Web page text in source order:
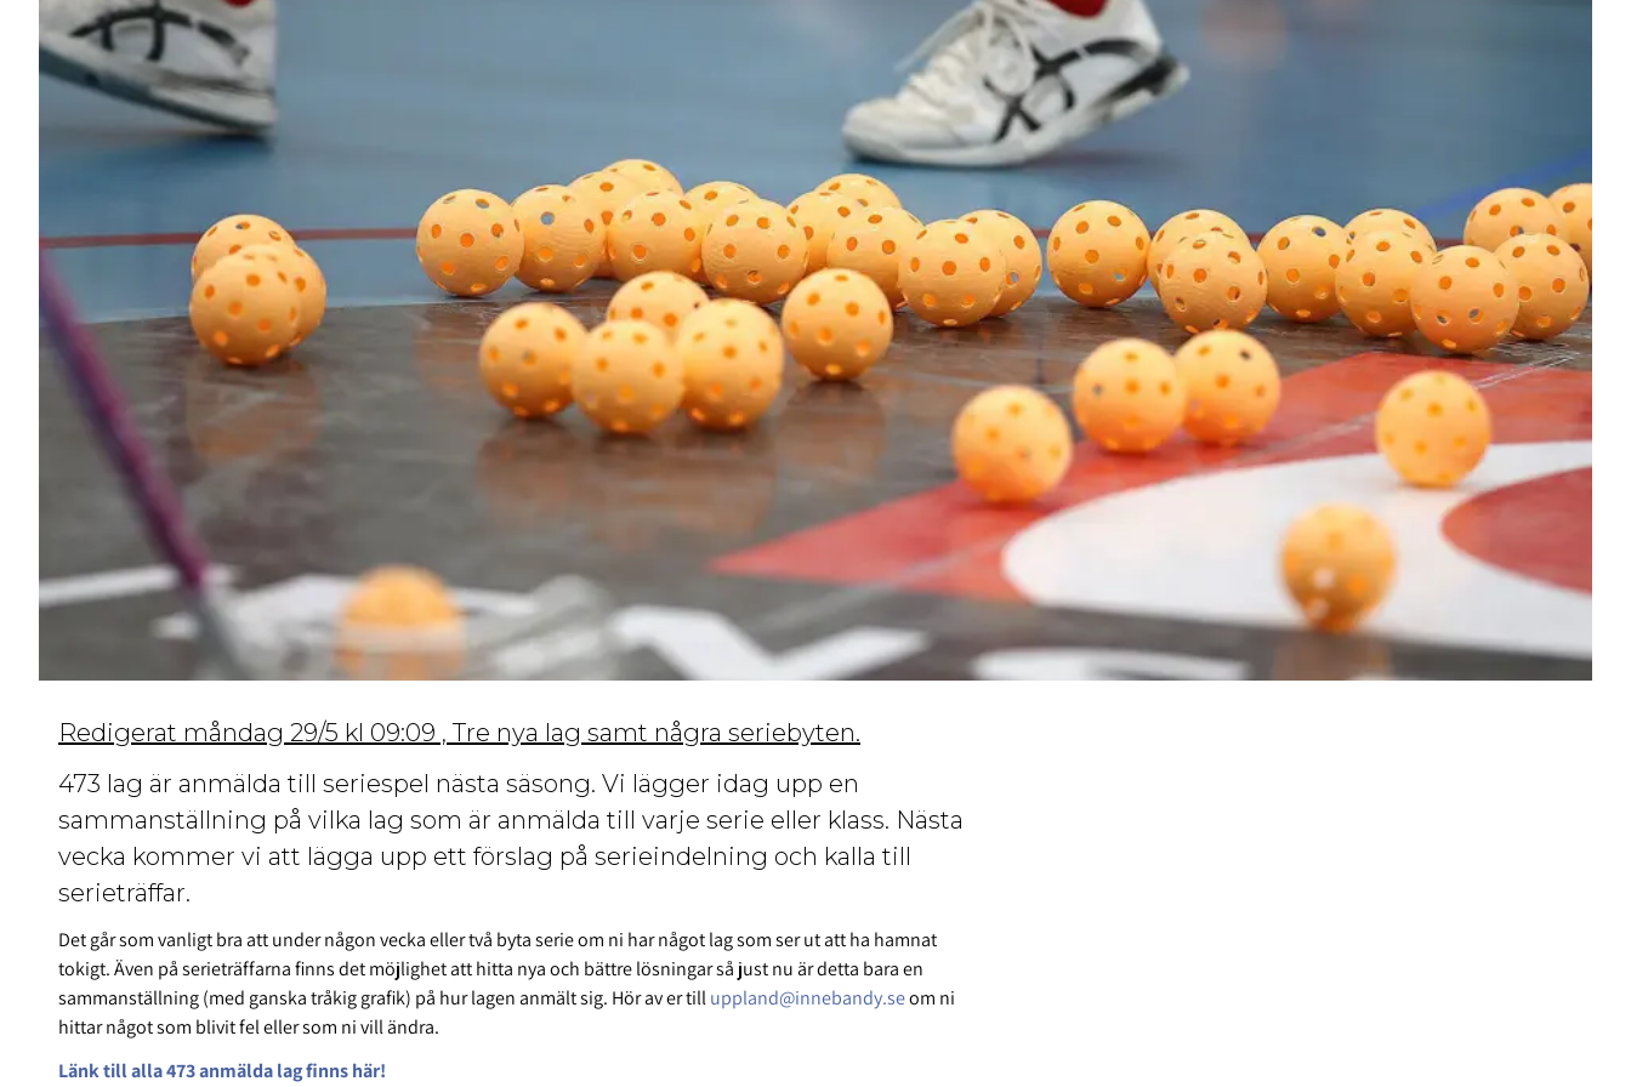
Redigerat måndag 29/5 kl 09:09 , Tre nya lag samt några seriebyten.
473 lag är anmälda till seriespel nästa säsong. Vi lägger idag upp en
sammanställning på vilka lag som är anmälda till varje serie eller klass. Nästa
vecka kommer vi att lägga upp ett förslag på serieindelning och kalla till
serieträffar.
Det går som vanligt bra att under någon vecka eller två byta serie om ni har något lag som ser ut att ha hamnat
tokigt. Även på serieträffarna finns det möjlighet att hitta nya och bättre lösningar så just nu är detta bara en
sammanställning (med ganska tråkig grafik) på hur lagen anmält sig. Hör av er tilluppland@innebandy.seom ni
hittar något som blivit fel eller som ni vill ändra.
Länk till alla 473 anmälda lag finns här!